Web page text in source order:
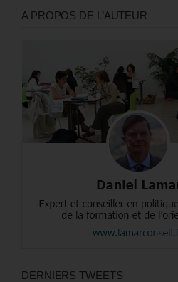
A PROPOS DE L’AUTEUR
DERNIERS TWEETS